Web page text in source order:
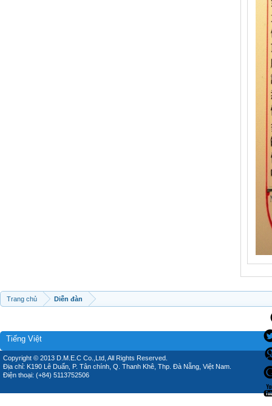
Trang chủ Diễn đàn
Tiếng Việt
Copyright © 2013 D.M.E.C Co.,Ltd, All Rights Reserved.
Địa chỉ: K190 Lê Duẩn, P. Tân chính, Q. Thanh Khê, Thp. Đà Nẵng, Việt Nam.
Điện thoại: (+84) 5113752506